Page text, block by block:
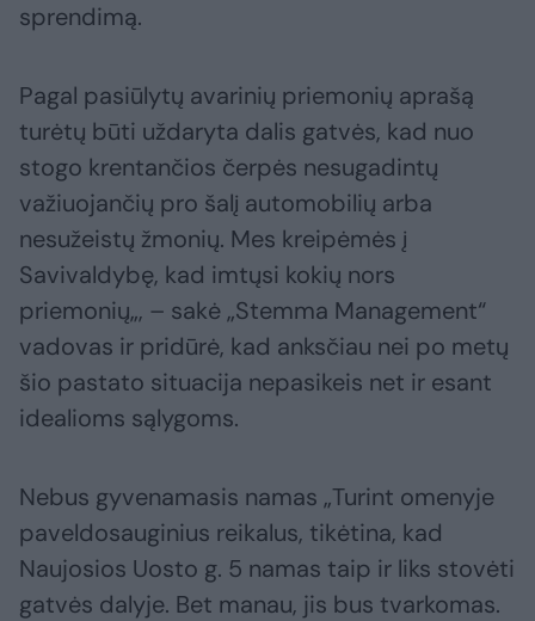
sprendimą.
Pagal pasiūlytų avarinių priemonių aprašą
turėtų būti uždaryta dalis gatvės, kad nuo
stogo krentančios čerpės nesugadintų
važiuojančių pro šalį automobilių arba
nesužeistų žmonių. Mes kreipėmės į
Savivaldybę, kad imtųsi kokių nors
priemonių„, – sakė „Stemma Management“
vadovas ir pridūrė, kad anksčiau nei po metų
šio pastato situacija nepasikeis net ir esant
idealioms sąlygoms.
Nebus gyvenamasis namas „Turint omenyje
paveldosauginius reikalus, tikėtina, kad
Naujosios Uosto g. 5 namas taip ir liks stovėti
gatvės dalyje. Bet manau, jis bus tvarkomas.